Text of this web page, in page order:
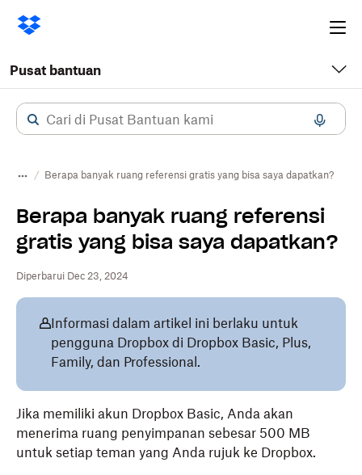
Pusat bantuan
Berapa banyak ruang referensi gratis yang bisa saya dapatkan?
Berapa banyak ruang referensi
gratis yang bisa saya dapatkan?
Diperbarui Dec 23, 2024
Informasi dalam artikel ini berlaku untuk
pengguna Dropbox di Dropbox Basic, Plus,
Family, dan Professional.
Jika memiliki akun Dropbox Basic, Anda akan
menerima ruang penyimpanan sebesar 500 MB
untuk setiap teman yang Anda rujuk ke Dropbox.